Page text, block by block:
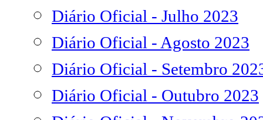
Diário Oficial - Julho 2023
Diário Oficial - Agosto 2023
Diário Oficial - Setembro
Diário Oficial - Outubro 2023